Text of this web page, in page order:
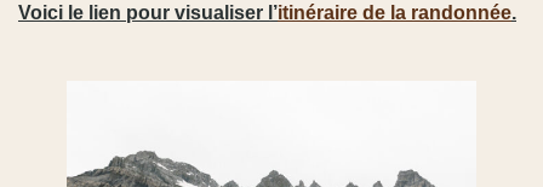
Voici le lien pour visualiser l’itinéraire de la randonnée.